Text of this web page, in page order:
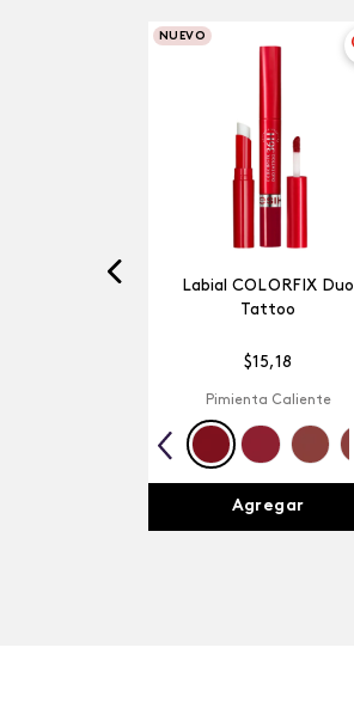
NUEVO
Labial COLORFIX Duo
Tattoo
$15,18
Pimienta Caliente
Agregar